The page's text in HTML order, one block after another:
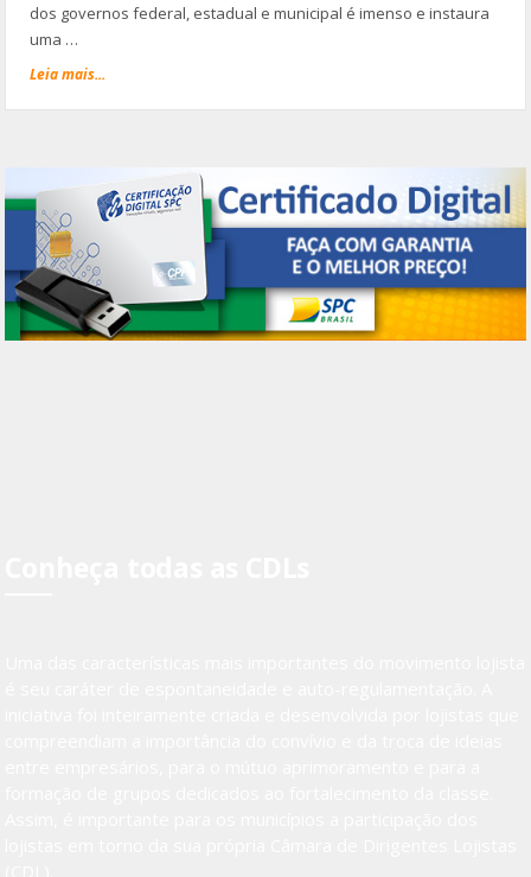
dos governos federal, estadual e municipal é imenso e instaura
uma …
Leia mais...